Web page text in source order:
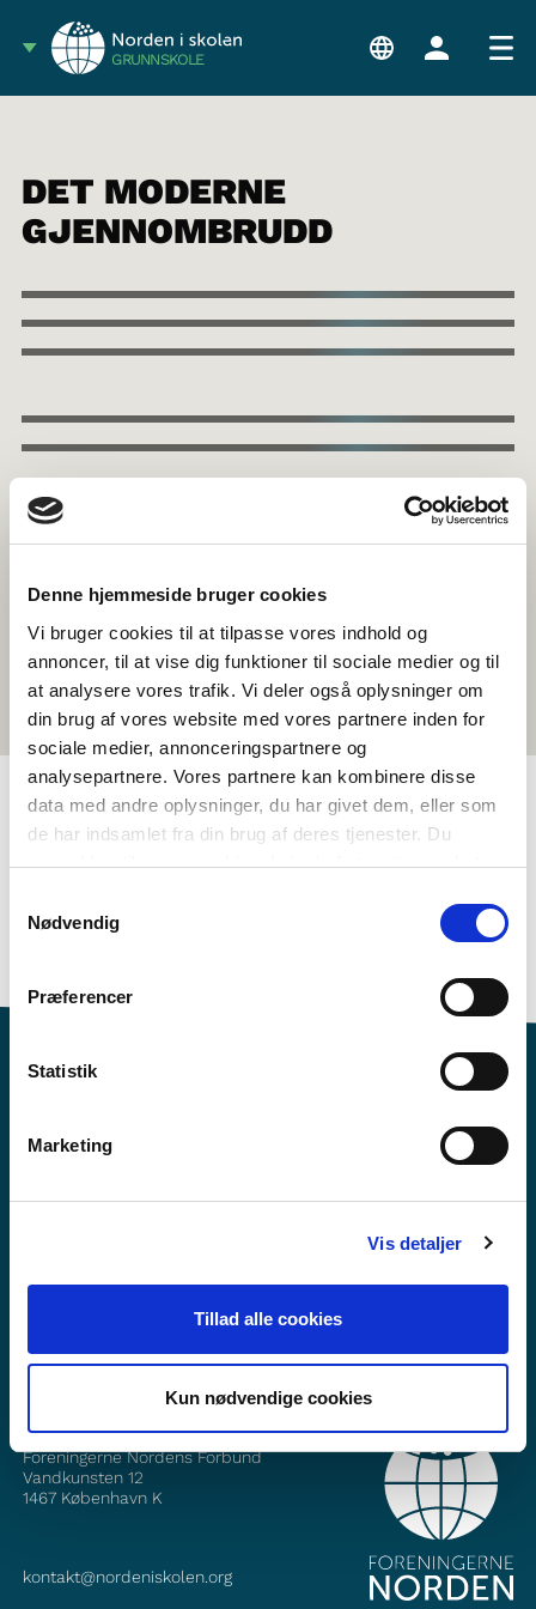
Denne hjemmeside bruger cookies
Vi bruger cookies til at tilpasse vores indhold og
annoncer, til at vise dig funktioner til sociale medier og til
at analysere vores trafik. Vi deler også oplysninger om
din brug af vores website med vores partnere inden for
sociale medier, annonceringspartnere og
analysepartnere. Vores partnere kan kombinere disse
data med andre oplysninger, du har givet dem, eller som
de har indsamlet fra din brug af deres tjenester. Du
samtykker til vores cookies, hvis du fortsætter med at
Nødvendig
Præferencer
Statistik
Marketing
Vis detaljer
Tillad alle cookies
Kun nødvendige cookies
GRUNNSKOLE
TAGS
Nordisk litteraturforståelse
DET MODERNE
GJENNOMBRUDD
Følg oss på Instagram
KONTAKT
Foreningerne Nordens Forbund
Vandkunsten 12
1467 København K
kontakt@nordeniskolen.org